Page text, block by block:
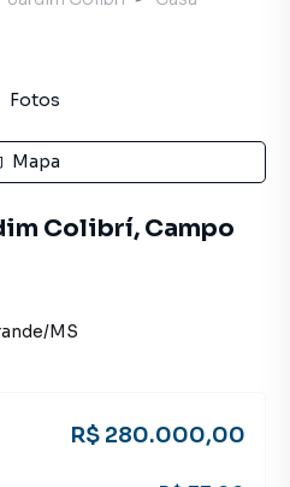
Fotos
Mapa
Colibrí, Campo
/MS
R$ 280.000,00